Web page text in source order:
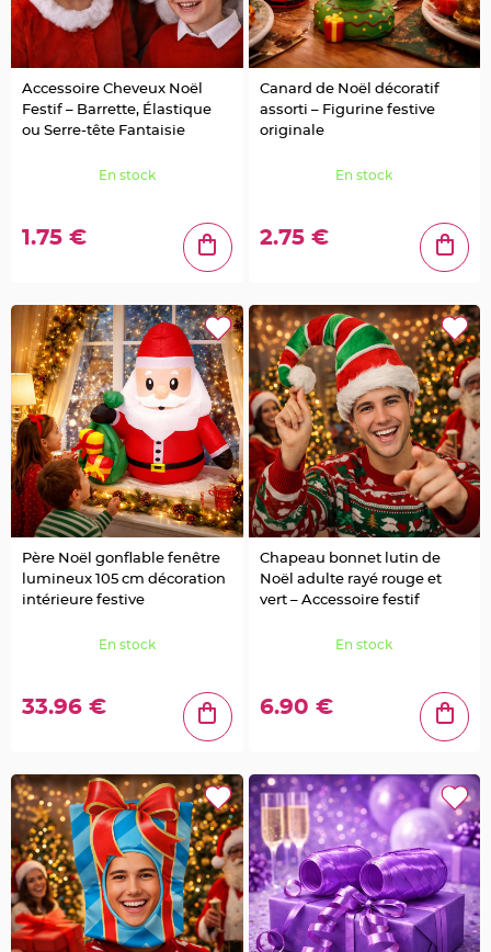
e
m
n
d
t
i
e
t
a
b
l
e
C
h
e
v
a
l
e
t
d
e
t
a
b
l
M
C
b
e
,
P
a
p
i
l
l
o
n
,
C
Accessoire Cheveux Noël
Festif – Barrette, Élastique
ou Serre-tête Fantaisie
En stock
1.75 €
Canard de Noël décoratif
assorti – Figurine festive
originale
En stock
2.75 €
Père Noël gonflable fenêtre
lumineux 105 cm décoration
intérieure festive
En stock
33.96 €
Chapeau bonnet lutin de
Noël adulte rayé rouge et
vert – Accessoire festif
En stock
6.90 €